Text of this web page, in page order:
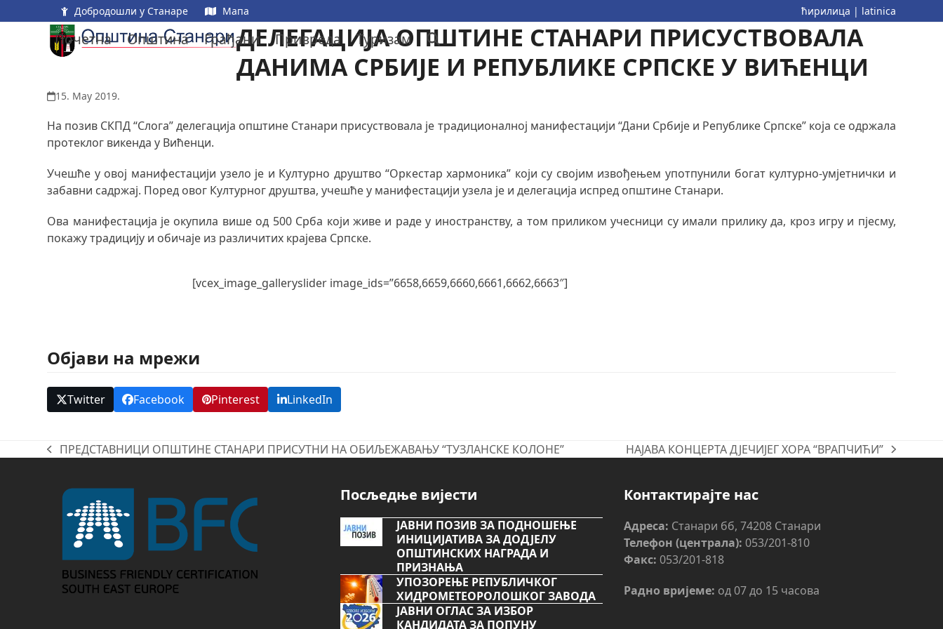
to
Добродошли у Станаре Мапа ћирилица | latinica
Почетна Општина Грађани Привреда Туризам
ДЕЛЕГАЦИЈА ОПШТИНЕ СТАНАРИ ПРИСУСТВОВАЛА
ДАНИМА СРБИЈЕ И РЕПУБЛИКЕ СРПСКЕ У ВИЋЕНЦИ
15. May 2019.
На позив СКПД “Слога” делегација општине Станари присуствовала је традиционалној манифестацији “Дани Србије и Републике Српске” која се одржала
протеклог викенда у Вићенци.
Учешће у овој манифестацији узело је и Културно друштво “Оркестар хармоника” који су својим извођењем употпунили богат културно-умјетнички и
забавни садржај. Поред овог Културног друштва, учешће у манифестацији узела је и делегација испред општине Станари.
Ова манифестација је окупила више од 500 Срба који живе и раде у иностранству, а том приликом учесници су имали прилику да, кроз игру и пјесму,
покажу традицију и обичаје из различитих крајева Српске.
[vcex_image_galleryslider image_ids=”6658,6659,6660,6661,6662,6663″]
Објави на мрежи
Twitter Facebook Pinterest LinkedIn
previous
ПРЕДСТАВНИЦИ ОПШТИНЕ СТАНАРИ ПРИСУТНИ НА ОБИЉЕЖАВАЊУ “ТУЗЛАНСКЕ КОЛОНЕ”
next
НАЈАВА КОНЦЕРТА ДЈЕЧИЈЕГ ХОРА “ВРАПЧИЋИ”
Посљедње вијести
ЈАВНИ ПОЗИВ ЗА ПОДНОШЕЊЕ
ИНИЦИЈАТИВА ЗА ДОДЈЕЛУ
ОПШТИНСКИХ НАГРАДА И
ПРИЗНАЊА
УПОЗОРЕЊЕ РЕПУБЛИЧКОГ
ХИДРОМЕТЕОРОЛОШКОГ ЗАВОДА
ЈАВНИ ОГЛАС ЗА ИЗБОР
КАНДИДАТА ЗА ПОПУНУ
Контактирајте нас
Адреса: Станари бб, 74208 Станари
Телефон (централа): 053/201-810
Факс: 053/201-818
Радно вријеме: од 07 до 15 часова